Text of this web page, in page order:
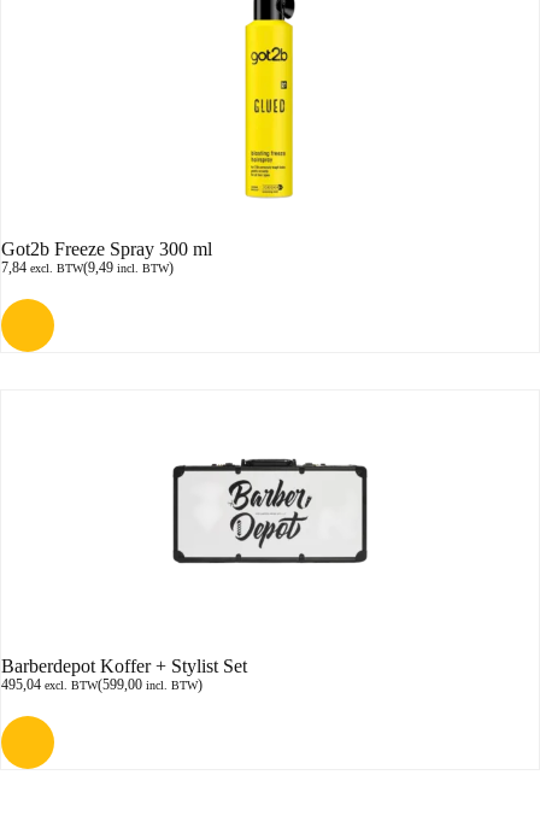
Got2b Freeze Spray 300 ml
7,84 excl. BTW(9,49 incl. BTW)
Barberdepot Koffer + Stylist Set
495,04 excl. BTW(599,00 incl. BTW)